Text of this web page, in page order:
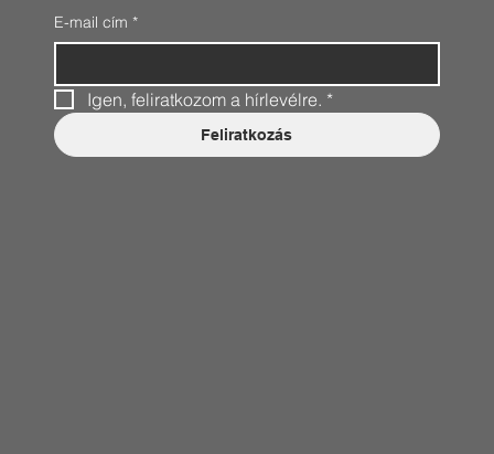
E-mail cím *
Igen, feliratkozom a hírlevélre. *
Feliratkozás